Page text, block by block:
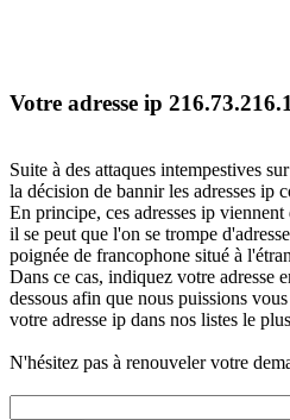
Votre adresse ip
Suite à des attaques intempestives
la décision de bannir les adresses ip
En principe, ces adresses ip
il se peut que l'on se trompe
poignée de francophone situé à
Dans ce cas, indiquez votre adresse
dessous afin que nous puissions
votre adresse ip dans nos listes le
N'hésitez pas à renouveler votre